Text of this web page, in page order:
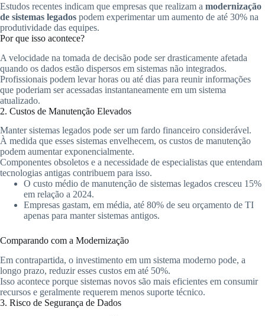
Estudos recentes indicam que empresas que realizam a modernização
de sistemas legados podem experimentar um aumento de até 30% na
produtividade das equipes.
Por que isso acontece?
A velocidade na tomada de decisão pode ser drasticamente afetada
quando os dados estão dispersos em sistemas não integrados.
Profissionais podem levar horas ou até dias para reunir informações
que poderiam ser acessadas instantaneamente em um sistema
atualizado.
2. Custos de Manutenção Elevados
Manter sistemas legados pode ser um fardo financeiro considerável.
À medida que esses sistemas envelhecem, os custos de manutenção
podem aumentar exponencialmente.
Componentes obsoletos e a necessidade de especialistas que entendam
tecnologias antigas contribuem para isso.
O custo médio de manutenção de sistemas legados cresceu 15%
em relação a 2024.
Empresas gastam, em média, até 80% de seu orçamento de TI
apenas para manter sistemas antigos.
Comparando com a Modernização
Em contrapartida, o investimento em um sistema moderno pode, a
longo prazo, reduzir esses custos em até 50%.
Isso acontece porque sistemas novos são mais eficientes em consumir
recursos e geralmente requerem menos suporte técnico.
3. Risco de Segurança de Dados